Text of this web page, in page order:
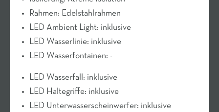
Rahmen: Edelstahlrahmen
LED Ambient Light: inklusive
LED Wasserlinie: inklusive
LED Wasserfontainen: -
LED Wasserfall: inklusive
LED Haltegriffe: inklusive
LED Unterwasserscheinwerfer: inklusive